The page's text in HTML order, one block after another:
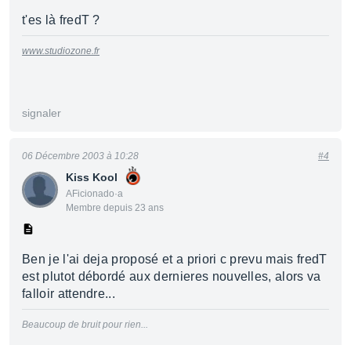
t'es là fredT ?
www.studiozone.fr
signaler
Kiss Kool
AFicionado·a
Membre depuis 23 ans
06 Décembre 2003 à 10:28 #4
Ben je l'ai deja proposé et a priori c prevu mais fredT
est plutot débordé aux dernieres nouvelles, alors va
falloir attendre...
Beaucoup de bruit pour rien...